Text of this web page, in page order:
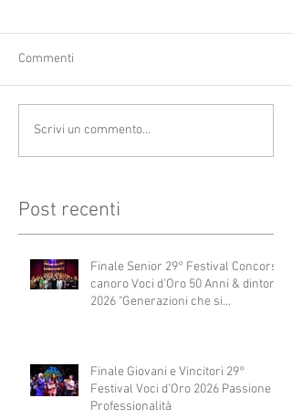
Commenti
Scrivi un commento...
Post recenti
Finale Senior 29° Festival Concorso
canoro Voci d'Oro 50 Anni & dintorni
2026 "Generazioni che si
Finale Giovani e Vincitori 29°
Festival Voci d'Oro 2026 Passione e
Professionalità